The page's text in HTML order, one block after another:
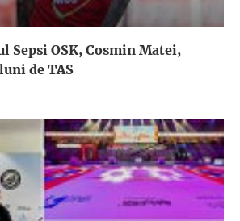
Sepsi OSK, Cosmin Matei,
de TAS